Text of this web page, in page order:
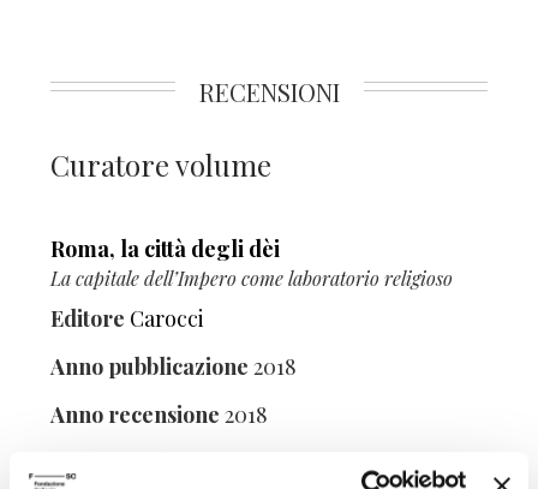
RECENSIONI
Curatore volume
Roma, la città degli dèi
La capitale dell’Impero come laboratorio religioso
Editore Carocci
Anno pubblicazione 2018
Anno recensione 2018